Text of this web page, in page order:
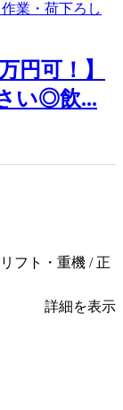
円可！】
い◎飲...
フト・重機 / 正
詳細を表示